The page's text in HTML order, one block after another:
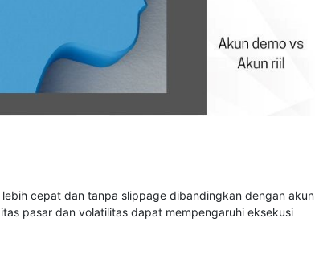
cepat dan tanpa slippage dibandingkan dengan akun
pasar dan volatilitas dapat mempengaruhi eksekusi